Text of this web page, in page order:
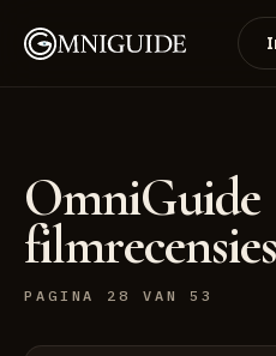
OmniGuide
filmrecensies
PAGINA 28 VAN 53